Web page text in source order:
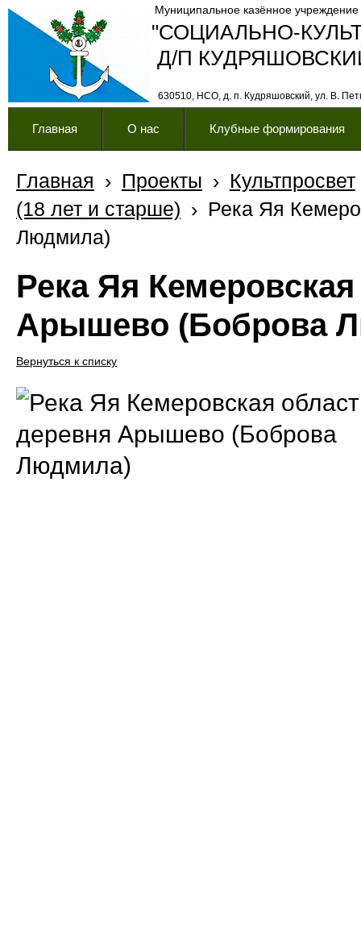
"СОЦИАЛЬНО-
630510, НСО, д. п. Кудряшовский, ул. В.
Муниципальное казённое учреждение
Д/П
Главная О нас Клубные формирования
Главная › Проекты › Культпросвет
(18 лет и старше) › Река Яя
Людмила)
Река Яя
Арышево (Боброва
Вернуться к списку